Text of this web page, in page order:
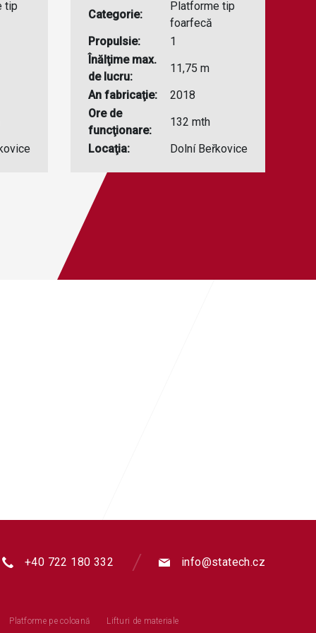
tip
Categorie:
Platforme tip
foarfecă
Propulsie:
1
Înălţime max.
de lucru:
11,75 m
An fabricaţie:
2018
Ore de
funcţionare:
132 mth
Locaţia:
Dolní Beřkovice
+40 722 180 332 info@statech.cz
Platforme pe coloană Lifturi de materiale